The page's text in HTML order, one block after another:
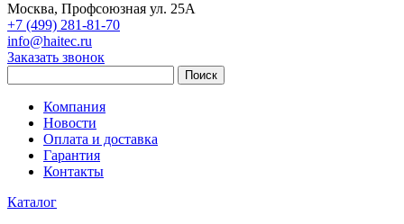
Москва, Профсоюзная ул. 25А
+7 (499) 281-81-70
info@haitec.ru
Заказать звонок
Поиск
Компания
Новости
Оплата и доставка
Гарантия
Контакты
Каталог